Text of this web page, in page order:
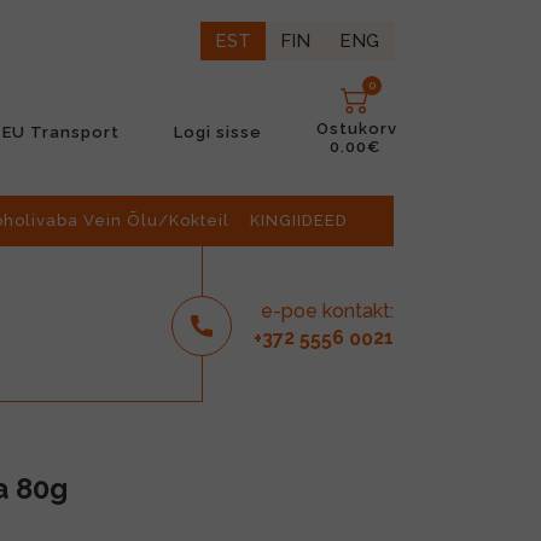
EST FIN ENG
EU Transport Logi sisse
0
Ostukorv
0.00€
Vein Õlu/Kokteil KINGIIDEED
e-poe kontakt:
+372 5556 0021
80g